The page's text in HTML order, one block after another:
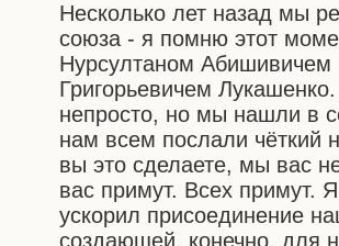
Несколько лет назад мы
союза - я помню этот
Нурсултаном
Григорьевичем
непросто, но мы нашли в
нам всем послали чёткий
вы это сделаете, мы вас
вас примут. Всех примут.
ускорил присоединение
создающей, конечно, для